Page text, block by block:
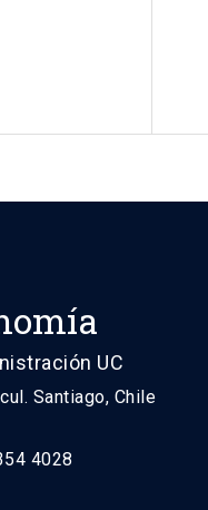
UC
Santiago, Chile
4028